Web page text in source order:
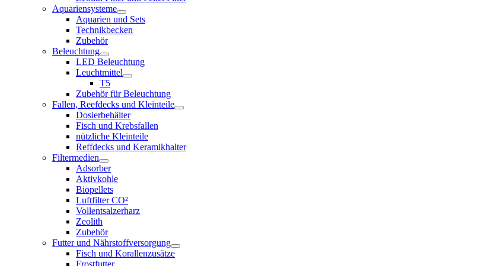
Aquariensysteme
Aquarien und Sets
Technikbecken
Zubehör
Beleuchtung
LED Beleuchtung
Leuchtmittel
T5
Zubehör für Beleuchtung
Fallen, Reefdecks und Kleinteile
Dosierbehälter
Fisch und Krebsfallen
nützliche Kleinteile
Reffdecks und Keramikhalter
Filtermedien
Adsorber
Aktivkohle
Biopellets
Luftfilter CO²
Vollentsalzerharz
Zeolith
Zubehör
Futter und Nährstoffversorgung
Fisch und Korallenzusätze
Frostfutter